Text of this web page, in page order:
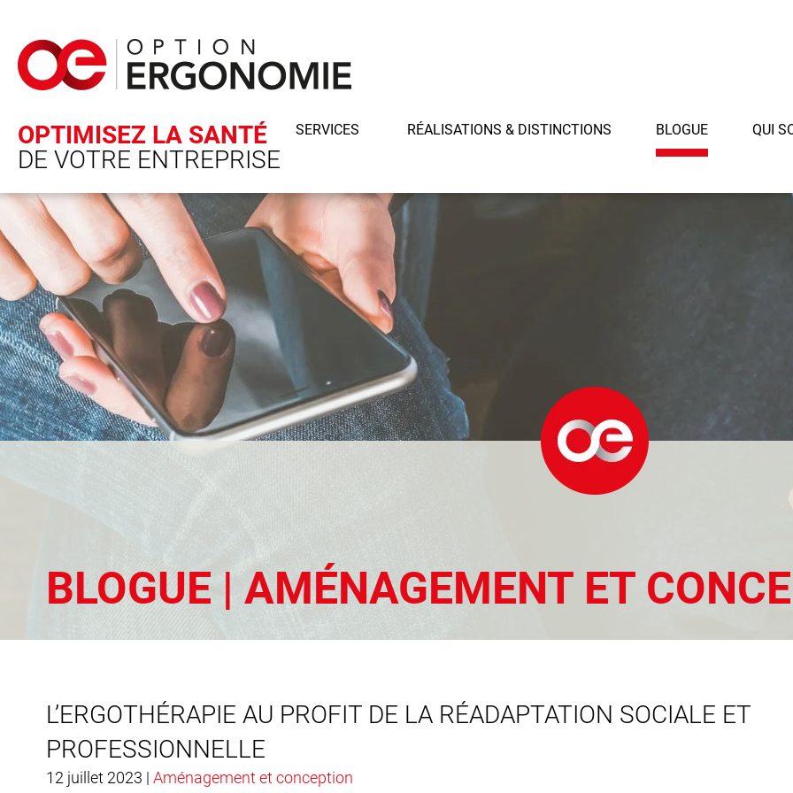
SERVICES RÉALISATIONS & DISTINCTIONS BLOGUE QUI
OPTIMISEZ LA SANTÉ
DE VOTRE ENTREPRISE
BLOGUE | AMÉNAGEMENT ET
L’ERGOTHÉRAPIE AU PROFIT DE LA RÉADAPTATION SOCIALE ET
PROFESSIONNELLE
12 juillet 2023 | Aménagement et conception